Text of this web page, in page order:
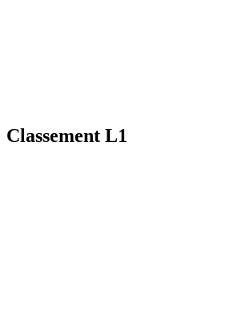
Classement L1